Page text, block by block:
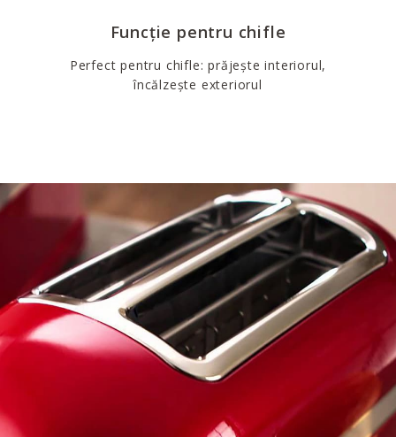
Funcție pentru chifle
Perfect pentru chifle: prăjește interiorul,
încălzește exteriorul